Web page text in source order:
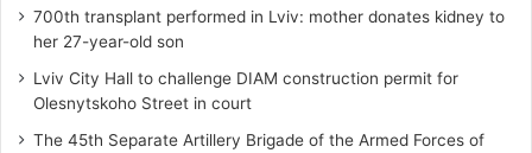
700th transplant performed in Lviv: mother donates kidney to
her 27-year-old son
Lviv City Hall to challenge DIAM construction permit for
Olesnytskoho Street in court
The 45th Separate Artillery Brigade of the Armed Forces of